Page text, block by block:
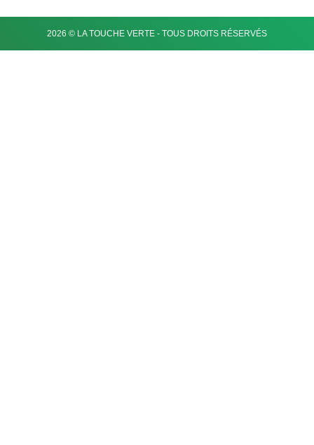
2026 © LA TOUCHE VERTE - TOUS DROITS RÉSERVÉS